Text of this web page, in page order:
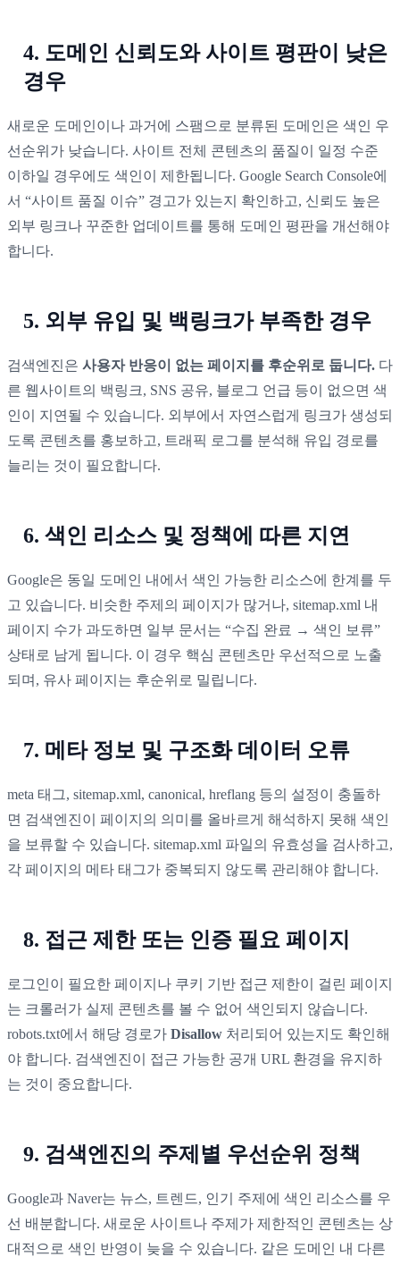
4. 도메인 신뢰도와 사이트 평판이 낮은
경우
새로운 도메인이나 과거에 스팸으로 분류된 도메인은 색인 우
선순위가 낮습니다. 사이트 전체 콘텐츠의 품질이 일정 수준
이하일 경우에도 색인이 제한됩니다. Google Search Console에
서 “사이트 품질 이슈” 경고가 있는지 확인하고, 신뢰도 높은
외부 링크나 꾸준한 업데이트를 통해 도메인 평판을 개선해야
합니다.
5. 외부 유입 및 백링크가 부족한 경우
검색엔진은 사용자 반응이 없는 페이지를 후순위로 둡니다. 다
른 웹사이트의 백링크, SNS 공유, 블로그 언급 등이 없으면 색
인이 지연될 수 있습니다. 외부에서 자연스럽게 링크가 생성되
도록 콘텐츠를 홍보하고, 트래픽 로그를 분석해 유입 경로를
늘리는 것이 필요합니다.
6. 색인 리소스 및 정책에 따른 지연
Google은 동일 도메인 내에서 색인 가능한 리소스에 한계를 두
고 있습니다. 비슷한 주제의 페이지가 많거나, sitemap.xml 내
페이지 수가 과도하면 일부 문서는 “수집 완료 → 색인 보류”
상태로 남게 됩니다. 이 경우 핵심 콘텐츠만 우선적으로 노출
되며, 유사 페이지는 후순위로 밀립니다.
7. 메타 정보 및 구조화 데이터 오류
meta 태그, sitemap.xml, canonical, hreflang 등의 설정이 충돌하
면 검색엔진이 페이지의 의미를 올바르게 해석하지 못해 색인
을 보류할 수 있습니다. sitemap.xml 파일의 유효성을 검사하고,
각 페이지의 메타 태그가 중복되지 않도록 관리해야 합니다.
8. 접근 제한 또는 인증 필요 페이지
로그인이 필요한 페이지나 쿠키 기반 접근 제한이 걸린 페이지
는 크롤러가 실제 콘텐츠를 볼 수 없어 색인되지 않습니다.
robots.txt에서 해당 경로가 Disallow 처리되어 있는지도 확인해
야 합니다. 검색엔진이 접근 가능한 공개 URL 환경을 유지하
는 것이 중요합니다.
9. 검색엔진의 주제별 우선순위 정책
Google과 Naver는 뉴스, 트렌드, 인기 주제에 색인 리소스를 우
선 배분합니다. 새로운 사이트나 주제가 제한적인 콘텐츠는 상
대적으로 색인 반영이 늦을 수 있습니다. 같은 도메인 내 다른